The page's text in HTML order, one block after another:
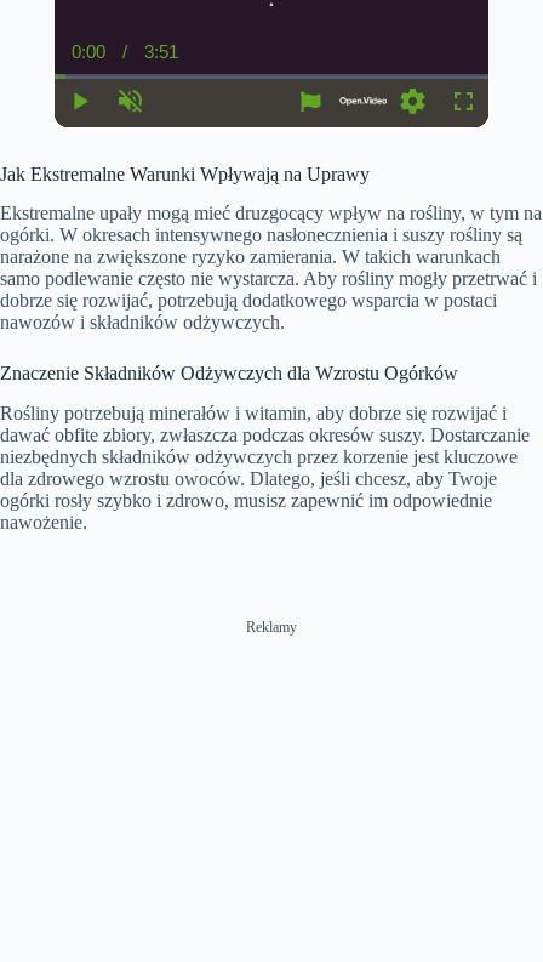
y
u
e
C
u
r
e
t
T
i
m
e
0:00 /
D
u
t
o
n
3:51
n
g
s
c
r
e
e
n
Jak Ekstremalne Warunki Wpływają na Uprawy
Ekstremalne upały mogą mieć druzgocący wpływ na rośliny, w tym na
ogórki. W okresach intensywnego nasłonecznienia i suszy rośliny są
narażone na zwiększone ryzyko zamierania. W takich warunkach
samo podlewanie często nie wystarcza. Aby rośliny mogły przetrwać i
dobrze się rozwijać, potrzebują dodatkowego wsparcia w postaci
nawozów i składników odżywczych.
Znaczenie Składników Odżywczych dla Wzrostu Ogórków
Rośliny potrzebują minerałów i witamin, aby dobrze się rozwijać i
dawać obfite zbiory, zwłaszcza podczas okresów suszy. Dostarczanie
niezbędnych składników odżywczych przez korzenie jest kluczowe
dla zdrowego wzrostu owoców. Dlatego, jeśli chcesz, aby Twoje
ogórki rosły szybko i zdrowo, musisz zapewnić im odpowiednie
nawożenie.
Reklamy